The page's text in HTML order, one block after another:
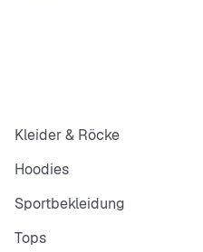
Kleider & Röcke
Hoodies
Sportbekleidung
Tops